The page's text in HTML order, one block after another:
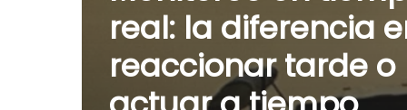
real: la diferencia
reaccionar tarde o